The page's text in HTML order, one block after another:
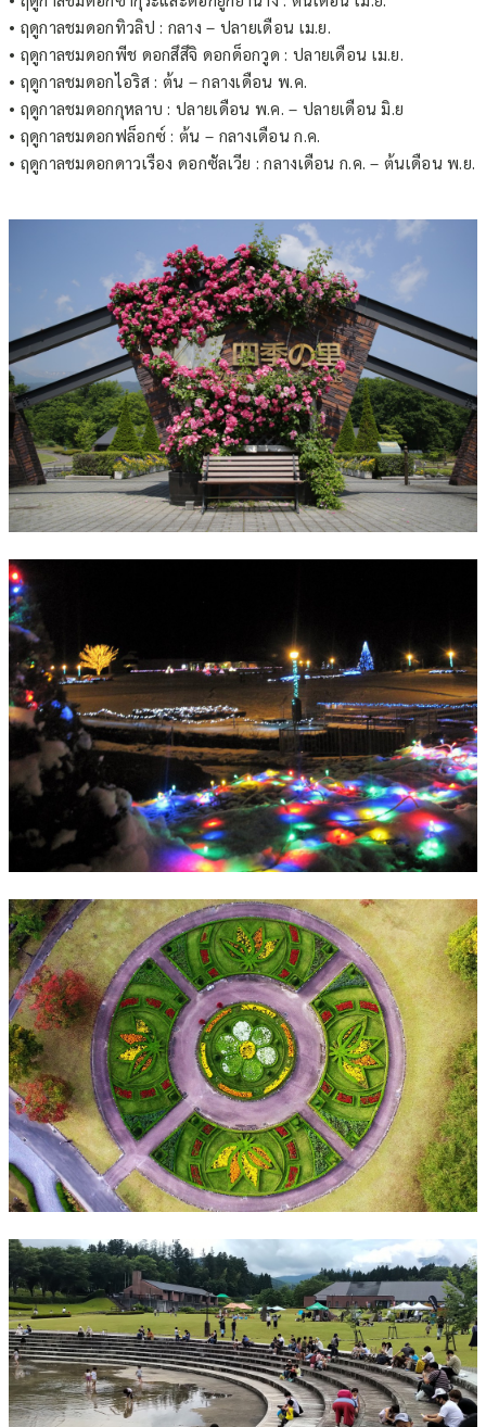
• ฤดูกาลชมดอกทิวลิป : กลาง – ปลายเดือน เม.ย.
• ฤดูกาลชมดอกพีช ดอกสึสึจิ ดอกด็อกวูด : ปลายเดือน เม.ย.
• ฤดูกาลชมดอกไอริส : ต้น – กลางเดือน พ.ค.
• ฤดูกาลชมดอกกุหลาบ : ปลายเดือน พ.ค. – ปลายเดือน มิ.ย
• ฤดูกาลชมดอกฟล็อกซ์ : ต้น – กลางเดือน ก.ค.
• ฤดูกาลชมดอกดาวเรือง ดอกซัลเวีย : กลางเดือน ก.ค. – ต้นเดือน พ.ย.